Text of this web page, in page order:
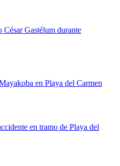
César Gastélum durante
en Playa del Carmen
en tramo de Playa del